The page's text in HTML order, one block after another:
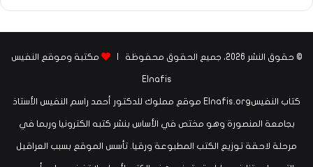
© حقوق النشر 2026، جميع الحقوق محفوظة | مكتبة وموقع النفيس
Elnafis
كتاب النفيسElnafis.org موقع مملوك للدكتور أحمد راسم النفيس الأستاذ
بجامعة المنصورة وهو مختص في الأساس بنشر كتبه الكترونيا وربما في
مرحلة لاحقة توزيع الكتب المطبوعة ورقيا. تأسس الموقع بسبب العراقيل